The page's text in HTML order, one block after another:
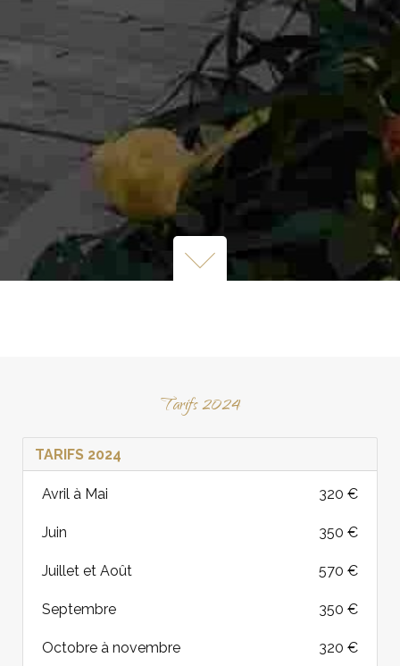
Tarifs 2024
TARIFS 2024
Avril à Mai 320 €
Juin 350 €
Juillet et Août 570 €
Septembre 350 €
Octobre à novembre 320 €